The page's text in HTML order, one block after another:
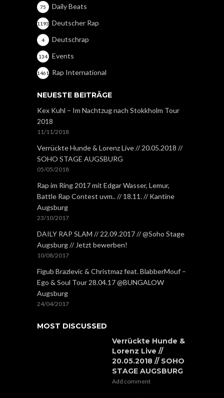
Daily Beats
75
Deutscher Rap
1193
Deutschrap
4
Events
134
Rap International
1461
NEUESTE BEITRÄGE
Kex Kuhl – Im Nachtzug nach Stokkholm Tour
2018
11/11/2018
Verrückte Hunde & Lorenz Live // 20.05.2018 //
SOHO STAGE AUGSBURG
05/05/2018
Rap im Ring 2017 mit Edgar Wasser, Lemur,
Battle Rap Contest uvm.. // 18.11. // Kantine
Augsburg
23/10/2017
DAILY RAP SLAM // 22.09.2017 // @Soho Stage
Augsburg // Jetzt bewerben!
10/08/2017
Figub Brazlevic & Christmaz feat. BlabberMouf –
Ego & Soul Tour 28.04.17 @BUNGALOW
Augsburg
24/04/2017
MOST DISCUSSED
Verrückte Hunde &
Lorenz Live //
20.05.2018 // SOHO
STAGE AUGSBURG
Add comment